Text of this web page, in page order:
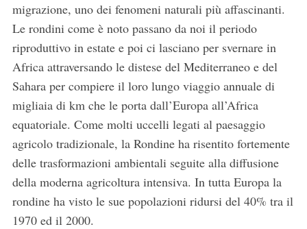
migrazione, uno dei fenomeni naturali più affascinanti.
Le rondini come è noto passano da noi il periodo
riproduttivo in estate e poi ci lasciano per svernare in
Africa attraversando le distese del Mediterraneo e del
Sahara per compiere il loro lungo viaggio annuale di
migliaia di km che le porta dall’Europa all’Africa
equatoriale. Come molti uccelli legati al paesaggio
agricolo tradizionale, la Rondine ha risentito fortemente
delle trasformazioni ambientali seguite alla diffusione
della moderna agricoltura intensiva. In tutta Europa la
rondine ha visto le sue popolazioni ridursi del 40% tra il
1970 ed il 2000.